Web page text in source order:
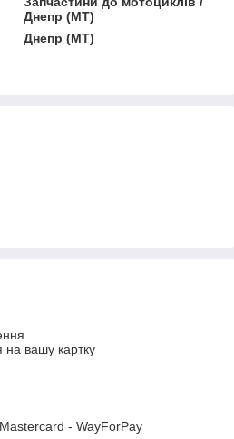
Днепр (МТ)
Днепр (МТ)
на вашу картку
- WayForPay